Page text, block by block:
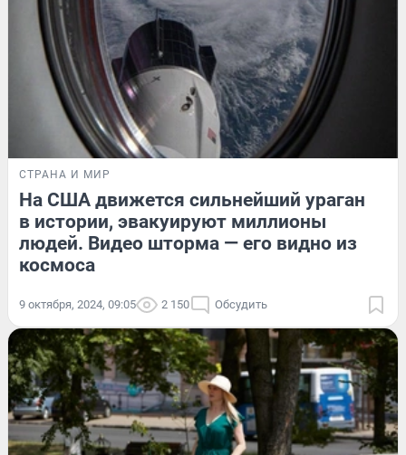
СТРАНА И МИР
На США движется сильнейший ураган
в истории, эвакуируют миллионы
людей. Видео шторма — его видно из
космоса
9 октября, 2024, 09:05 2 150 Обсудить